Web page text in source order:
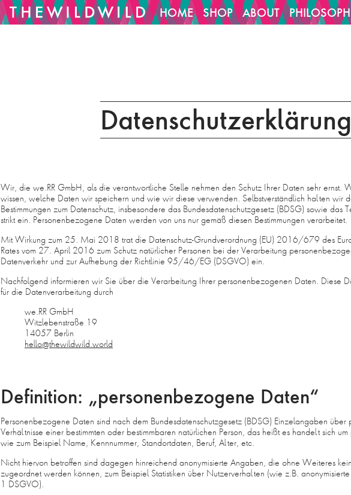
/homepages/1/d753961029/htdocs/cms/oCMS_cfg/project_config.incon line14
HOME SHOP ABOUT
Datenschutzerklärung
Wir, die we.RR GmbH, als die verantwortliche Stelle nehmen den Schutz Ihrer Daten sehr ernst.
wissen, welche Daten wir speichern und wie wir diese verwenden. Selbstverständlich halten wir
Bestimmungen zum Datenschutz, insbesondere das Bundesdatenschutzgesetz (BDSG) sowie das
strikt ein. Personenbezogene Daten werden von uns nur gemäß diesen Bestimmungen verarbeitet.
Mit Wirkung zum 25. Mai 2018 trat die Datenschutz-Grundverordnung (EU) 2016/679 des
Rates vom 27. April 2016 zum Schutz natürlicher Personen bei der Verarbeitung
Datenverkehr und zur Aufhebung der Richtlinie 95/46/EG (DSGVO) ein.
Nachfolgend informieren wir Sie über die Verarbeitung Ihrer personenbezogenen Daten. Diese
für die Datenverarbeitung durch
we.RR GmbH
Witzlebenstraße 19
14057 Berlin
hello@thewildwild.world
Definition: „personenbezogene Daten“
Personenbezogene Daten sind nach dem Bundesdatenschutzgesetz (BDSG) Einzelangaben über
Verhältnisse einer bestimmten oder bestimmbaren natürlichen Person, das heißt es handelt sich
wie zum Beispiel Name, Kennnummer, Standortdaten, Beruf, Alter, etc.
Nicht hiervon betroffen sind dagegen hinreichend anonymisierte Angaben, die ohne Weiteres
zugeordnet werden können, zum Beispiel Statistiken über Nutzerverhalten (wie z.B.
1 DSGVO).